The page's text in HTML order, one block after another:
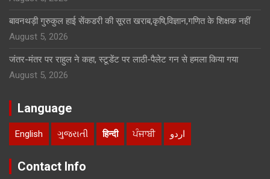
बावनथड़ी गुरुकुल हाई सेंकडरी की सूरत खराब,कृषि,विज्ञान,गणित के शिक्षक नहीं
August 5, 2026
जंतर-मंतर पर राहुल ने कहा, स्टूडेंट पर लाठी-पैलेट गन से हमला किया गया
August 5, 2026
Language
English ગુજરાતી हिन्दी ਪੰਜਾਬੀ اردو
Contact Info